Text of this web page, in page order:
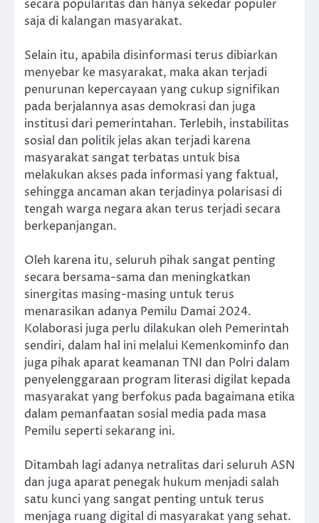
secara popularitas dan hanya sekedar populer
saja di kalangan masyarakat.
Selain itu, apabila disinformasi terus dibiarkan
menyebar ke masyarakat, maka akan terjadi
penurunan kepercayaan yang cukup signifikan
pada berjalannya asas demokrasi dan juga
institusi dari pemerintahan. Terlebih, instabilitas
sosial dan politik jelas akan terjadi karena
masyarakat sangat terbatas untuk bisa
melakukan akses pada informasi yang faktual,
sehingga ancaman akan terjadinya polarisasi di
tengah warga negara akan terus terjadi secara
berkepanjangan.
Oleh karena itu, seluruh pihak sangat penting
secara bersama-sama dan meningkatkan
sinergitas masing-masing untuk terus
menarasikan adanya Pemilu Damai 2024.
Kolaborasi juga perlu dilakukan oleh Pemerintah
sendiri, dalam hal ini melalui Kemenkominfo dan
juga pihak aparat keamanan TNI dan Polri dalam
penyelenggaraan program literasi digilat kepada
masyarakat yang berfokus pada bagaimana etika
dalam pemanfaatan sosial media pada masa
Pemilu seperti sekarang ini.
Ditambah lagi adanya netralitas dari seluruh ASN
dan juga aparat penegak hukum menjadi salah
satu kunci yang sangat penting untuk terus
menjaga ruang digital di masyarakat yang sehat.